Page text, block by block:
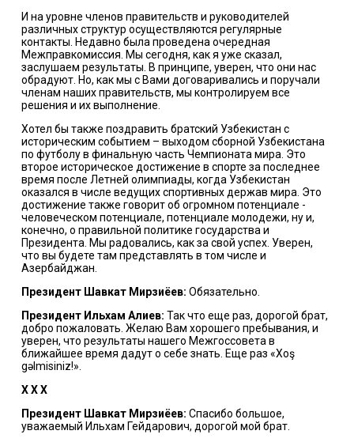
И на уровне членов правительств и руководителей
различных структур осуществляются регулярные
контакты. Недавно была проведена очередная
Межправкомиссия. Мы сегодня, как я уже сказал,
заслушаем результаты. В принципе, уверен, что они нас
обрадуют. Но, как мы с Вами договаривались и поручали
членам наших правительств, мы контролируем все
решения и их выполнение.
Хотел бы также поздравить братский Узбекистан с
историческим событием – выходом сборной Узбекистана
по футболу в финальную часть Чемпионата мира. Это
второе историческое достижение в спорте за последнее
время после Летней олимпиады, когда Узбекистан
оказался в числе ведущих спортивных держав мира. Это
достижение также говорит об огромном потенциале -
человеческом потенциале, потенциале молодежи, ну и,
конечно, о правильной политике государства и
Президента. Мы радовались, как за свой успех. Уверен,
что вы будете там представлять в том числе и
Азербайджан.
Президент Шавкат Мирзиёев: Обязательно.
Президент Ильхам Алиев: Так что еще раз, дорогой брат,
добро пожаловать. Желаю Вам хорошего пребывания, и
уверен, что результаты нашего Межгоссовета в
ближайшее время дадут о себе знать. Еще раз «Xoş
gəlmisiniz!».
Х Х Х
Президент Шавкат Мирзиёев: Спасибо большое,
уважаемый Ильхам Гейдарович, дорогой мой брат.